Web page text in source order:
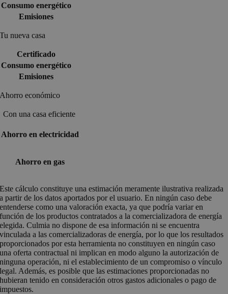
Consumo energético
Emisiones
Tu nueva casa
Certificado
Consumo energético
Emisiones
Ahorro económico
Con una casa eficiente
Ahorro en electricidad
Ahorro en gas
Este cálculo constituye una estimación meramente ilustrativa realizada
a partir de los datos aportados por el usuario. En ningún caso debe
entenderse como una valoración exacta, ya que podría variar en
función de los productos contratados a la comercializadora de energía
elegida. Culmia no dispone de esa información ni se encuentra
vinculada a las comercializadoras de energía, por lo que los resultados
proporcionados por esta herramienta no constituyen en ningún caso
una oferta contractual ni implican en modo alguno la autorización de
ninguna operación, ni el establecimiento de un compromiso o vínculo
legal. Además, es posible que las estimaciones proporcionadas no
hubieran tenido en consideración otros gastos adicionales o pago de
impuestos.